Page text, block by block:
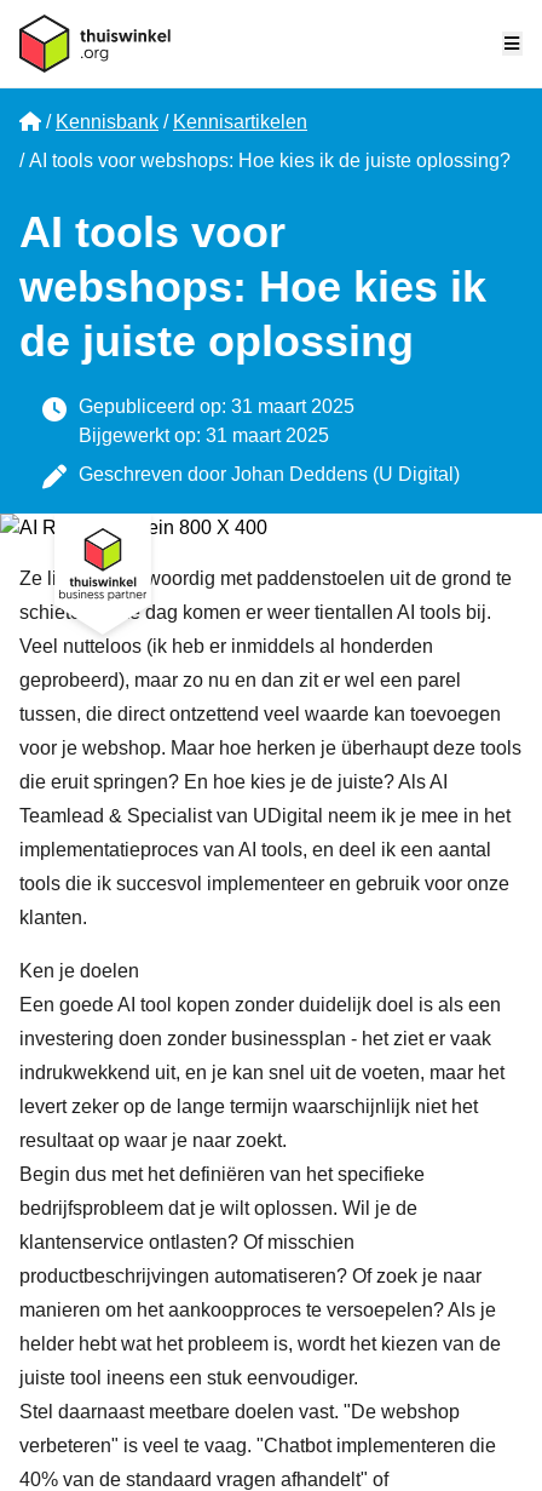
Home
Kennisbank
Kennisartikelen
AI tools voor webshops: Hoe kies ik de juiste oplossing?
AI tools voor
webshops: Hoe kies ik
de juiste oplossing
Gepubliceerd op: 31 maart 2025
Bijgewerkt op: 31 maart 2025
Geschreven door Johan Deddens (U Digital )
Ze lijken tegenwoordig met paddenstoelen uit de grond te
schieten. Elke dag komen er weer tientallen AI tools bij.
Veel nutteloos (ik heb er inmiddels al honderden
geprobeerd), maar zo nu en dan zit er wel een parel
tussen, die direct ontzettend veel waarde kan toevoegen
voor je webshop. Maar hoe herken je überhaupt deze tools
die eruit springen? En hoe kies je de juiste? AlsAI
Teamlead & Specialist van UDigital neem ik je mee in het
implementatieproces van AI tools, en deel ik een aantal
tools die ik succesvol implementeer en gebruik voor onze
klanten.
Ken je doelen
Een goede AI tool kopen zonder duidelijk doel is als een
investering doen zonder businessplan - het ziet er vaak
indrukwekkend uit, en je kan snel uit de voeten, maar het
levert zeker op de lange termijn waarschijnlijk niet het
resultaat op waar je naar zoekt.
Begin dus met het definiëren van het specifieke
bedrijfsprobleem dat je wilt oplossen. Wil je de
klantenservice ontlasten? Of misschien
productbeschrijvingen automatiseren? Of zoek je naar
manieren om het aankoopproces te versoepelen? Als je
helder hebt wat het probleem is, wordt het kiezen van de
juiste tool ineens een stuk eenvoudiger.
Stel daarnaast meetbare doelen vast. "De webshop
verbeteren" is veel te vaag. "Chatbot implementeren die
40% van de standaard vragen afhandelt" of